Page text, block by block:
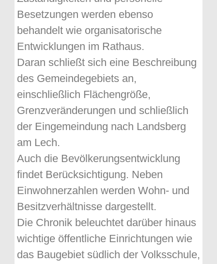
Besetzungen werden ebenso
behandelt wie organisatorische
Entwicklungen im Rathaus.
Daran schließt sich eine Beschreibung
des Gemeindegebiets an,
einschließlich Flächengröße,
Grenzveränderungen und schließlich
der Eingemeindung nach Landsberg
am Lech.
Auch die Bevölkerungsentwicklung
findet Berücksichtigung. Neben
Einwohnerzahlen werden Wohn- und
Besitzverhältnisse dargestellt.
Die Chronik beleuchtet darüber hinaus
wichtige öffentliche Einrichtungen wie
das Baugebiet südlich der Volksschule,